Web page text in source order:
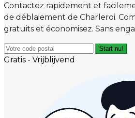
Contactez rapidement et
de déblaiement de Charleroi.
gratuits et économisez. Sans
Start nu!
Gratis - Vrijblijvend